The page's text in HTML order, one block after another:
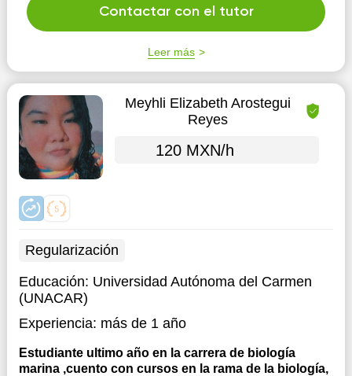
medio y superior. Clases en línea por Google meet,
zoom y classroom Clases flexibles y dinámicas. Clases
Contactar con el tutor
Leer más
Meyhli Elizabeth Arostegui
Reyes
120 MXN/h
Regularización
Educación: Universidad Autónoma del Carmen
(UNACAR)
Experiencia: más de 1 año
Estudiante ultimo año en la carrera de biología
marina ,cuento con cursos en la rama de la biología,